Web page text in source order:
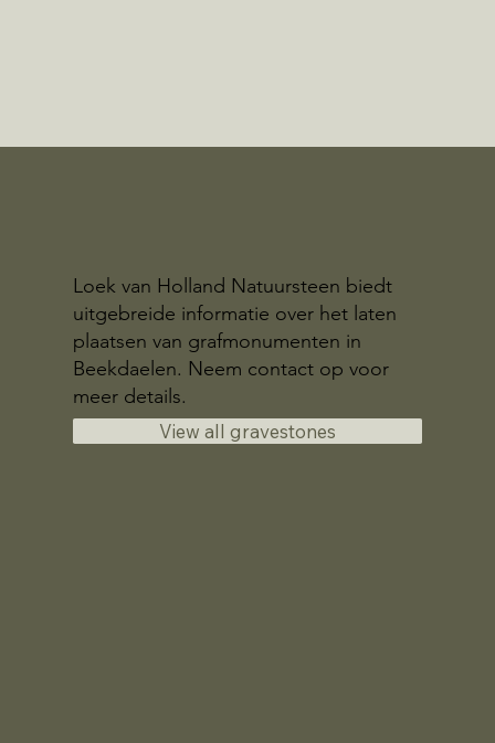
Loek van Holland Natuursteen biedt
uitgebreide informatie over het laten
plaatsen van grafmonumenten in
Beekdaelen. Neem contact op voor
meer details.
View all gravestones